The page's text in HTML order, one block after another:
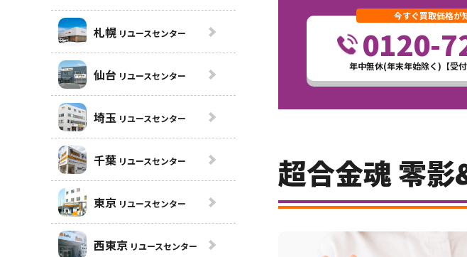
今すぐ買取価格が
0120-
年中無休(年末年始除く)【受
超合金魂 零
札幌 リユースセンター
仙台 リユースセンター
埼玉 リユースセンター
千葉 リユースセンター
東京 リユースセンター
西東京 リユースセンター